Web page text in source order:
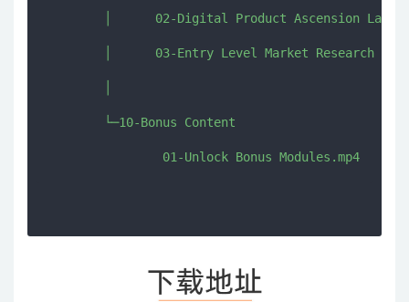
│      02-Digital Product Ascension
│      03-Entry Level Market Research
        └─10-Bonus Content